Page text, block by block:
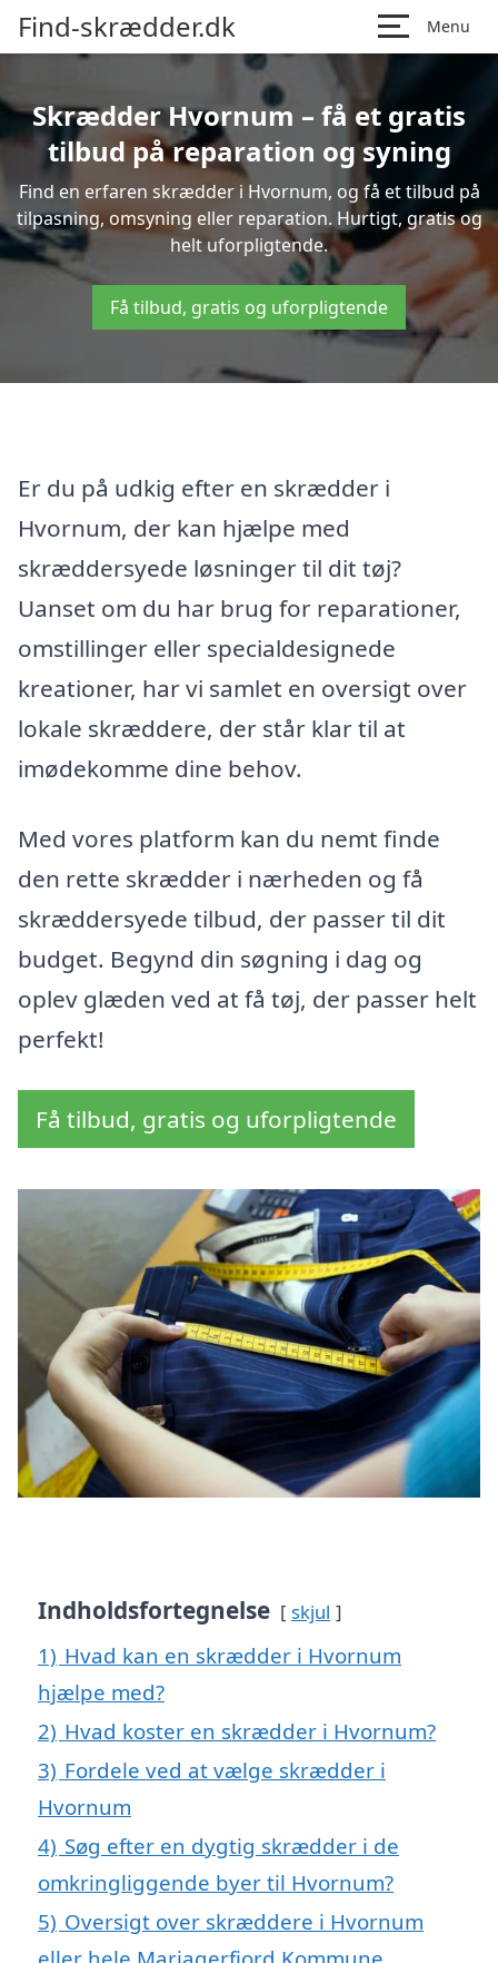
Find-skrædder.dk Menu
Skrædder Hvornum – få et gratis
tilbud på reparation og syning
Find en erfaren skrædder i Hvornum, og få et tilbud på
tilpasning, omsyning eller reparation. Hurtigt, gratis og
helt uforpligtende.
Få tilbud, gratis og uforpligtende
Er du på udkig efter en skrædder i
Hvornum, der kan hjælpe med
skræddersyede løsninger til dit tøj?
Uanset om du har brug for reparationer,
omstillinger eller specialdesignede
kreationer, har vi samlet en oversigt over
lokale skræddere, der står klar til at
imødekomme dine behov.
Med vores platform kan du nemt finde
den rette skrædder i nærheden og få
skræddersyede tilbud, der passer til dit
budget. Begynd din søgning i dag og
oplev glæden ved at få tøj, der passer helt
perfekt!
Få tilbud, gratis og uforpligtende
Indholdsfortegnelse skjul
1) Hvad kan en skrædder i Hvornum
hjælpe med?
2) Hvad koster en skrædder i Hvornum?
3) Fordele ved at vælge skrædder i
Hvornum
4) Søg efter en dygtig skrædder i de
omkringliggende byer til Hvornum?
5) Oversigt over skræddere i Hvornum